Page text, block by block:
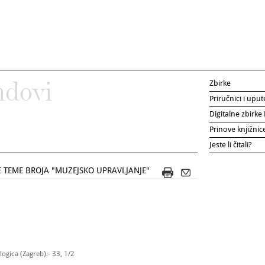
BROJA "MUZEJSKO UPRAVLJANJE"
(Zagreb).- 33, 1/2
Zbirke
Priručnici i
Digitalne zbirke
Prinove
Jeste li čitali?